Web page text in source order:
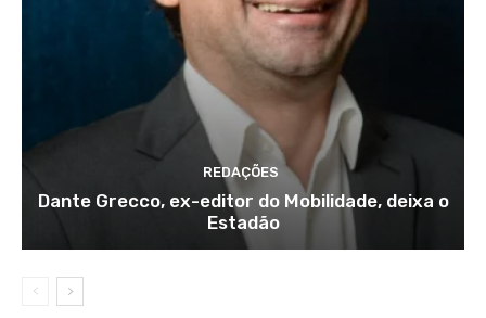
REDAÇÕES
Dante Grecco, ex-editor do Mobilidade, deixa o
Estadão